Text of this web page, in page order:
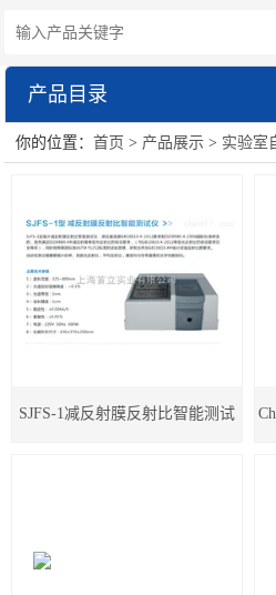
产品目录
实验室自动化系统
你的位置：首页 > 产品展示 > 实验室
SJFS-1减反射膜反射比智能测试